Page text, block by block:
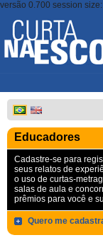
versão 0.700 session
Educadores
Cadastre-se para
seus relatos de
o uso de curtas-
salas de aula e
prêmios para você e
Quero me